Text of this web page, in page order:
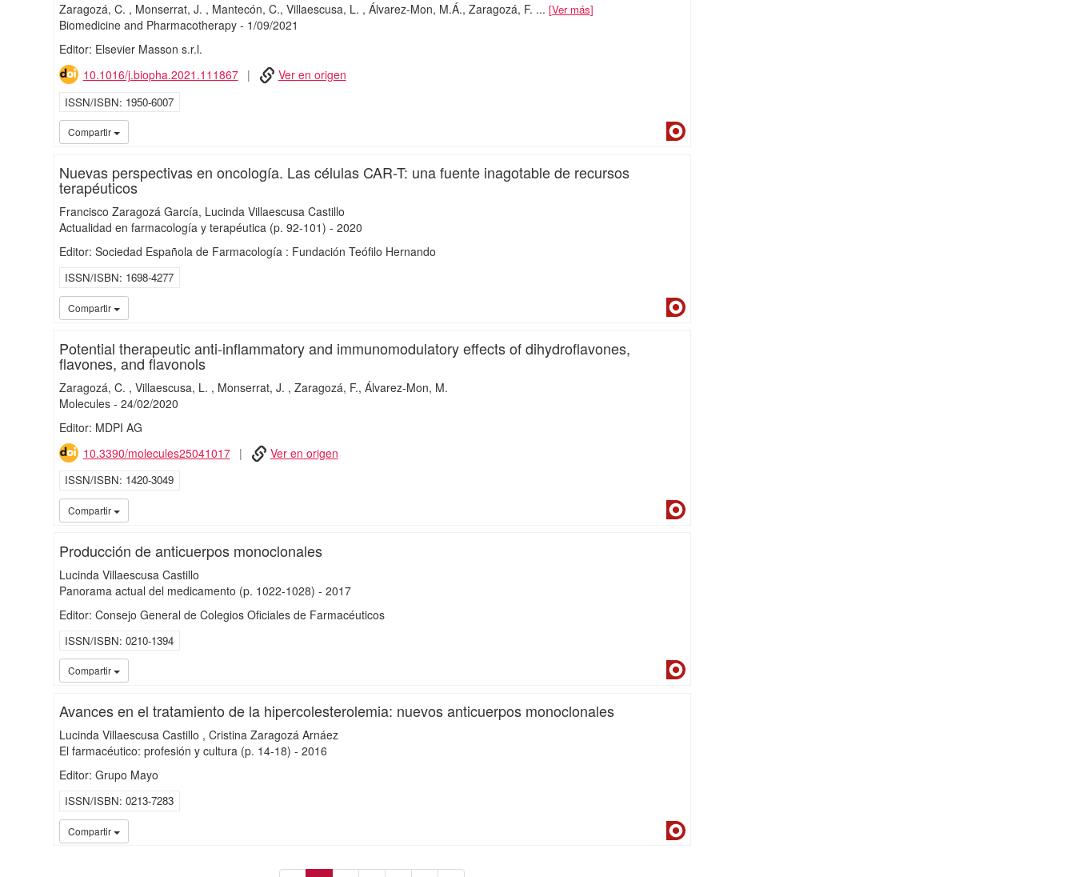
Zaragozá, C. Monserrat, J. Mantecón, C. Villaescusa, L. Álvarez-Mon, M.Á. Zaragozá, F. ... Ver más
Biomedicine and Pharmacotherapy- 1/09/2021
Editor: Elsevier Masson s.r.l.
10.1016/j.biopha.2021.111867
Ver en origen
ISSN/ISBN 1950-6007
Compartir
Nuevas perspectivas en oncología. Las células CAR-T: una fuente inagotable de recursos
terapéuticos
Francisco Zaragozá García Lucinda Villaescusa Castillo
Actualidad en farmacología y terapéutica (p. 92-101) - 2020
Editor: Sociedad Española de Farmacología : Fundación Teófilo Hernando
ISSN/ISBN 1698-4277
Compartir
Potential therapeutic anti‐inflammatory and immunomodulatory effects of dihydroflavones,
flavones, and flavonols
Zaragozá, C. Villaescusa, L. Monserrat, J. Zaragozá, F. Álvarez‐Mon, M.
Molecules- 24/02/2020
Editor: MDPI AG
10.3390/molecules25041017
Ver en origen
ISSN/ISBN 1420-3049
Compartir
Producción de anticuerpos monoclonales
Lucinda Villaescusa Castillo
Panorama actual del medicamento (p. 1022-1028) - 2017
Editor: Consejo General de Colegios Oficiales de Farmacéuticos
ISSN/ISBN 0210-1394
Compartir
Avances en el tratamiento de la hipercolesterolemia: nuevos anticuerpos monoclonales
Lucinda Villaescusa Castillo
Cristina Zaragozá Arnáez
El farmacéutico: profesión y cultura (p. 14-18) - 2016
Editor: Grupo Mayo
ISSN/ISBN 0213-7283
Compartir